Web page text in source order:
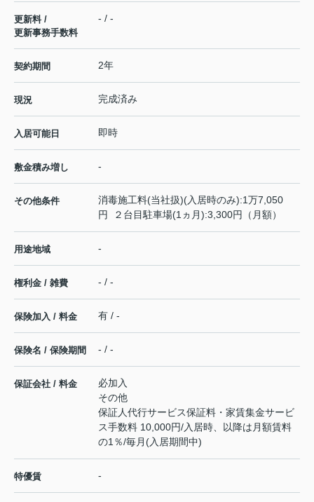
更新料 /
更新事務手数料
- / -
契約期間 2年
現況 完成済み
入居可能日 即時
敷金積み増し -
その他条件
消毒施工料(当社扱)(入居時のみ):1万7,050
円 ２台目駐車場(1ヵ月):3,300円（月額）
用途地域 -
権利金 / 雑費 - / -
保険加入 / 料金 有 / -
保険名 / 保険期間 - / -
保証会社 / 料金
必加入
その他
保証人代行サービス保証料・家賃集金サービ
ス手数料 10,000円/入居時、以降は月額賃料
の1％/毎月(入居期間中)
特優賃 -